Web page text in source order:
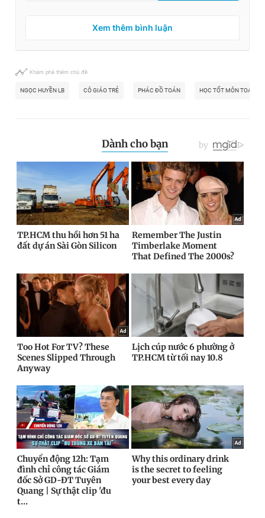
Xem thêm bình luận
Khám phá thêm chủ đề
NGỌC HUYỀN LB CÔ GIÁO TRẺ PHÁC ĐỒ TOÁN HỌC TỐT MÔN TOÁN